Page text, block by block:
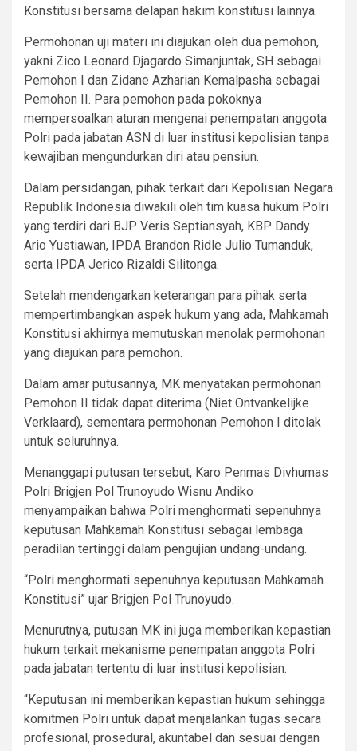
Konstitusi bersama delapan hakim konstitusi lainnya.
Permohonan uji materi ini diajukan oleh dua pemohon,
yakni Zico Leonard Djagardo Simanjuntak, SH sebagai
Pemohon I dan Zidane Azharian Kemalpasha sebagai
Pemohon II. Para pemohon pada pokoknya
mempersoalkan aturan mengenai penempatan anggota
Polri pada jabatan ASN di luar institusi kepolisian tanpa
kewajiban mengundurkan diri atau pensiun.
Dalam persidangan, pihak terkait dari Kepolisian Negara
Republik Indonesia diwakili oleh tim kuasa hukum Polri
yang terdiri dari BJP Veris Septiansyah, KBP Dandy
Ario Yustiawan, IPDA Brandon Ridle Julio Tumanduk,
serta IPDA Jerico Rizaldi Silitonga.
Setelah mendengarkan keterangan para pihak serta
mempertimbangkan aspek hukum yang ada, Mahkamah
Konstitusi akhirnya memutuskan menolak permohonan
yang diajukan para pemohon.
Dalam amar putusannya, MK menyatakan permohonan
Pemohon II tidak dapat diterima (Niet Ontvankelijke
Verklaard), sementara permohonan Pemohon I ditolak
untuk seluruhnya.
Menanggapi putusan tersebut, Karo Penmas Divhumas
Polri Brigjen Pol Trunoyudo Wisnu Andiko
menyampaikan bahwa Polri menghormati sepenuhnya
keputusan Mahkamah Konstitusi sebagai lembaga
peradilan tertinggi dalam pengujian undang-undang.
“Polri menghormati sepenuhnya keputusan Mahkamah
Konstitusi” ujar Brigjen Pol Trunoyudo.
Menurutnya, putusan MK ini juga memberikan kepastian
hukum terkait mekanisme penempatan anggota Polri
pada jabatan tertentu di luar institusi kepolisian.
“Keputusan ini memberikan kepastian hukum sehingga
komitmen Polri untuk dapat menjalankan tugas secara
profesional, prosedural, akuntabel dan sesuai dengan